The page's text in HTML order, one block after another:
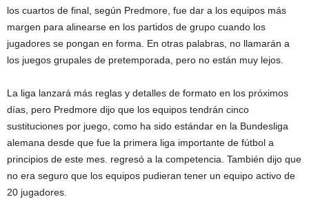
los cuartos de final, según Predmore, fue dar a los equipos más
margen para alinearse en los partidos de grupo cuando los
jugadores se pongan en forma. En otras palabras, no llamarán a
los juegos grupales de pretemporada, pero no están muy lejos.
La liga lanzará más reglas y detalles de formato en los próximos
días, pero Predmore dijo que los equipos tendrán cinco
sustituciones por juego, como ha sido estándar en la Bundesliga
alemana desde que fue la primera liga importante de fútbol a
principios de este mes. regresó a la competencia. También dijo que
no era seguro que los equipos pudieran tener un equipo activo de
20 jugadores.